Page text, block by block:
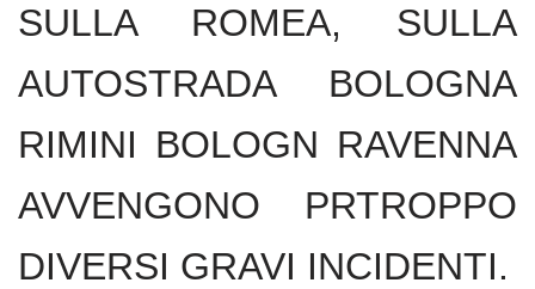
SULLA ROMEA, SULLA
AUTOSTRADA BOLOGNA
RIMINI BOLOGN RAVENNA
AVVENGONO PRTROPPO
DIVERSI GRAVI INCIDENTI.